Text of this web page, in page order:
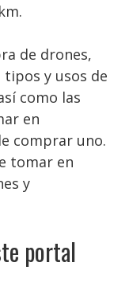
de drones,
y usos de
como las
en
comprar uno.
tomar en
y
portal